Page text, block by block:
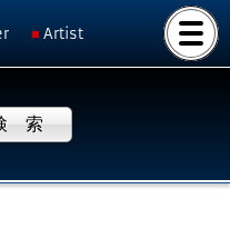
Artist